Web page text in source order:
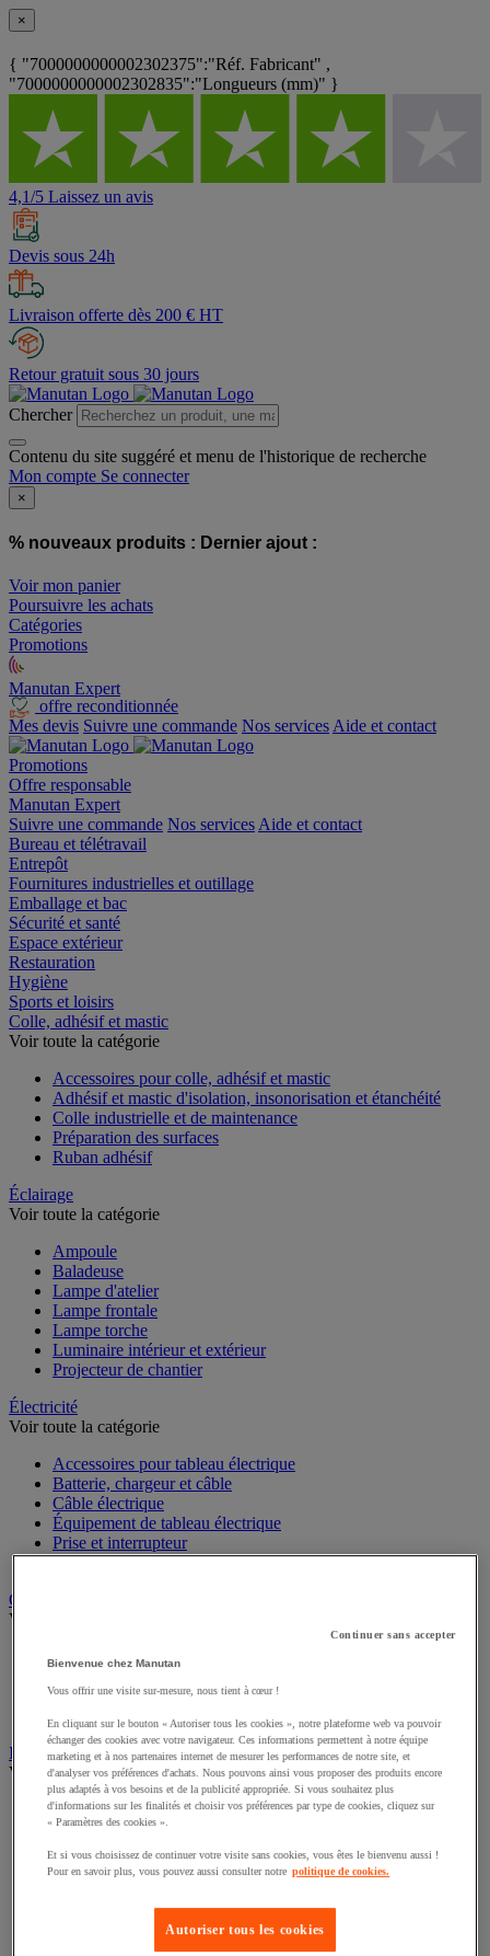
×
{ "7000000000002302375":"Réf. Fabricant" ,
"7000000000002302835":"Longueurs (mm)" }
4,1/5 Laissez un avis
Devis sous 24h
Livraison offerte dès 200 € HT
Retour gratuit sous 30 jours
Chercher
Contenu du site suggéré et menu de l'historique de recherche
Mon compte Se connecter
×
% nouveaux produits : Dernier ajout :
Voir mon panier
Poursuivre les achats
Catégories
Promotions
Manutan Expert
offre reconditionnée
Mes devis Suivre une commande Nos services Aide et contact
Promotions
Offre responsable
Manutan Expert
Suivre une commande Nos services Aide et contact
Bureau et télétravail
Entrepôt
Fournitures industrielles et outillage
Emballage et bac
Sécurité et santé
Espace extérieur
Restauration
Hygiène
Sports et loisirs
Colle, adhésif et mastic
Voir toute la catégorie
Accessoires pour colle, adhésif et mastic
Adhésif et mastic d'isolation, insonorisation et étanchéité
Colle industrielle et de maintenance
Préparation des surfaces
Ruban adhésif
Éclairage
Voir toute la catégorie
Ampoule
Baladeuse
Lampe d'atelier
Lampe frontale
Lampe torche
Luminaire intérieur et extérieur
Projecteur de chantier
Électricité
Voir toute la catégorie
Accessoires pour tableau électrique
Batterie, chargeur et câble
Câble électrique
Équipement de tableau électrique
Prise et interrupteur
Rallonge, multiprise et enrouleur électrique
Graissage et lubrifiant
Voir toute la catégorie
Anti-adhérent
Lubrifiant et dégrippant
Outils de graissage
Instrument de mesure
Voir toute la catégorie
Balance industrielle
Compteur et compteur-métreur
Dynamomètre
Équipement optique
Mesure de distance
Mesure de la vitesse
Mesure de l'environnement
Continuer sans accepter
Bienvenue chez Manutan
Vous offrir une visite sur-mesure, nous tient à cœur !
En cliquant sur le bouton « Autoriser tous les cookies », notre plateforme web va pouvoir
échanger des cookies avec votre navigateur. Ces informations permettent à notre équipe
marketing et à nos partenaires internet de mesurer les performances de notre site, et
d'analyser vos préférences d'achats. Nous pouvons ainsi vous proposer des produits encore
plus adaptés à vos besoins et de la publicité appropriée. Si vous souhaitez plus
d'informations sur les finalités et choisir vos préférences par type de cookies, cliquez sur
« Paramètres des cookies ».
Et si vous choisissez de continuer votre visite sans cookies, vous êtes le bienvenu aussi !
Pour en savoir plus, vous pouvez aussi consulter notre politique de cookies.
Autoriser tous les cookies